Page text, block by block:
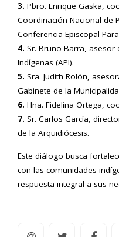
3. Pbro. Enrique Gaska,
Coordinación Nacional de
Conferencia Episcopal
4. Sr. Bruno Barra, asesor
Indígenas (API).
5. Sra. Judith Rolón,
Gabinete de la
6. Hna. Fidelina Ortega,
7. Sr. Carlos García,
de la Arquidiócesis.
Este diálogo busca
con las comunidades
respuesta integral a sus